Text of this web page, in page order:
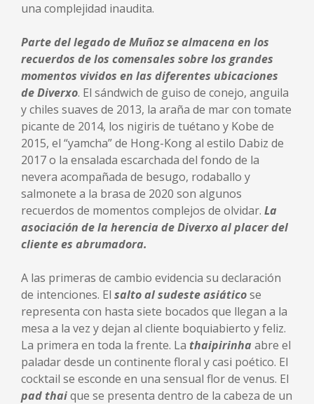
una complejidad inaudita.
Parte del legado de Muñoz se almacena en los
recuerdos de los comensales sobre los grandes
momentos vividos en las diferentes ubicaciones
de Diverxo. El sándwich de guiso de conejo, anguila
y chiles suaves de 2013, la araña de mar con tomate
picante de 2014, los nigiris de tuétano y Kobe de
2015, el “yamcha” de Hong-Kong al estilo Dabiz de
2017 o la ensalada escarchada del fondo de la
nevera acompañada de besugo, rodaballo y
salmonete a la brasa de 2020 son algunos
recuerdos de momentos complejos de olvidar. La
asociación de la herencia de Diverxo al placer del
cliente es abrumadora.
A las primeras de cambio evidencia su declaración
de intenciones. El salto al sudeste asiáticose
representa con hasta siete bocados que llegan a la
mesa a la vez y dejan al cliente boquiabierto y feliz.
La primera en toda la frente. La thaipirinha abre el
paladar desde un continente floral y casi poético. El
cocktail se esconde en una sensual flor de venus. El
pad thaique se presenta dentro de la cabeza de un